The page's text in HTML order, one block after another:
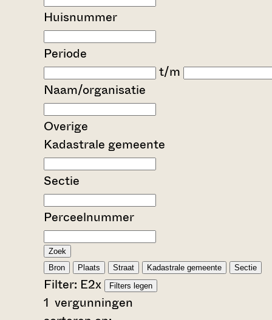
Huisnummer
Periode
t/m
Naam/organisatie
Overige
Kadastrale gemeente
Sectie
Perceelnummer
Zoek
Bron
Plaats Straat Kadastrale gemeente Sectie
Filter: E2x Filters legen
1 vergunningen